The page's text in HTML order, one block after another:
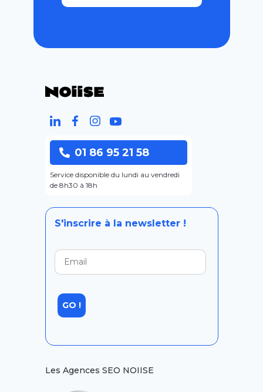
01 86 95 21 58
Service disponible du lundi au vendredi
de 8h30 à 18h
S'inscrire à la newsletter !
Les Agences SEO NOIISE